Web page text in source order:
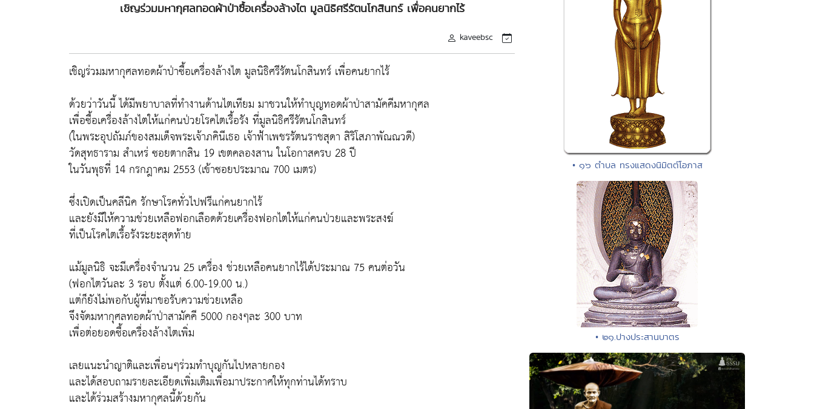
เชิญร่วมมหากุศลทอดผ้าป่าซื้อเครื่องล้างไต มูลนิธิศรีรัตนโกสินทร์ เพื่อคนยากไร้
kaveebsc
เชิญร่วมมหากุศลทอดผ้าป่าซื้อเครื่องล้างไต มูลนิธิศรีรัตนโกสินทร์ เพื่อคนยากไร้
ด้วยว่าวันนี้ ได้มีพยาบาลที่ทำงานด้านไตเทียม มาชวนให้ทำบุญทอดผ้าป่าสามัคคีมหากุศล
เพื่อซื้อเครื่องล้างไตให้แก่คนป่วยโรคไตเรื้อรัง ที่มูลนิธิศรีรัตนโกสินทร์
(ในพระอุปถัมภ์ของสมเด็จพระเจ้าภคินีเธอ เจ้าฟ้าเพชรรัตนราชสุดา สิริโสภาพัณณวดี)
วัดสุทธาราม สำเหร่ ซอยตากสิน 19 เขตคลองสาน ในโอกาสครบ 28 ปี
ในวันพุธที่ 14 กรกฎาคม 2553 (เข้าซอยประมาณ 700 เมตร)
ซึ่งเปิดเป็นคลีนิค รักษาโรคทั่วไปฟรีแก่คนยากไร้
และยังมีให้ความช่วยเหลือฟอกเลือดด้วยเครื่องฟอกไตให้แก่คนป่วยและพระสงฆ์
ที่เป็นโรคไตเรื้อรังระยะสุดท้าย
แม้มูลนิธิ จะมีเครื่องจำนวน 25 เครื่อง ช่วยเหลือคนยากไร้ได้ประมาณ 75 คนต่อวัน
(ฟอกไตวันละ 3 รอบ ตั้งแต่ 6.00-19.00 น.)
แต่ก็ยังไม่พอกับผู้ที่มาขอรับความช่วยเหลือ
จึงจัดมหากุศลทอดผ้าป่าสามัคคี 5000 กองๆละ 300 บาท
เพื่อต่อยอดซื้อเครื่องล้างไตเพิ่ม
เลยแนะนำญาติและเพื่อนๆร่วมทำบุญกันไปหลายกอง
และได้สอบถามรายละเอียดเพิ่มเติมเพื่อมาประกาศให้ทุกท่านได้ทราบ
และได้ร่วมสร้างมหากุศลนี้ด้วยกัน
• ๑๖ ตำบล ทรงแสดงนิมิตต์โอภาส
• ๒๑.ปางประสานบาตร